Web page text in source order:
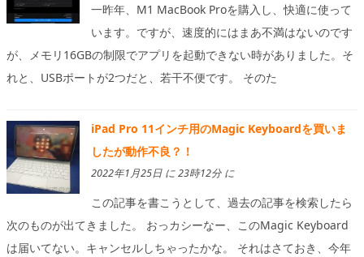
一昨年、M1 MacBook Proを購入し、快適に使って
います。ですが、速度的にはまあ不満はないのです
が、メモリ16GBの制限でアプリを起動できない時がありました。そ
れと、USBポートが2つだと、若干不便です。 そのた
iPad Pro 11インチ用のMagic Keyboardを買いま
したが動作不良？！
2022年1月25日 に 23時12分 に
この記事を書こうとして、過去の記事を検索したら
次のものが出てきました。 おっカシーなー、このMagic Keyboard
は届いてない。キャンセルしちゃったかな。 それはさておき、今年